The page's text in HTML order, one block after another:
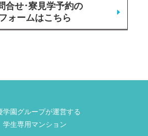
合せ･寮見学予約の
フォームはこちら
学園グループが運営する
学生専用マンション